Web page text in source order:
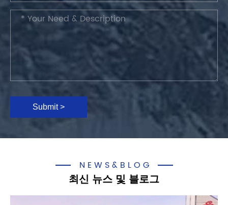
Submit >
NEWS&BLOG
최신 뉴스 및 블로그